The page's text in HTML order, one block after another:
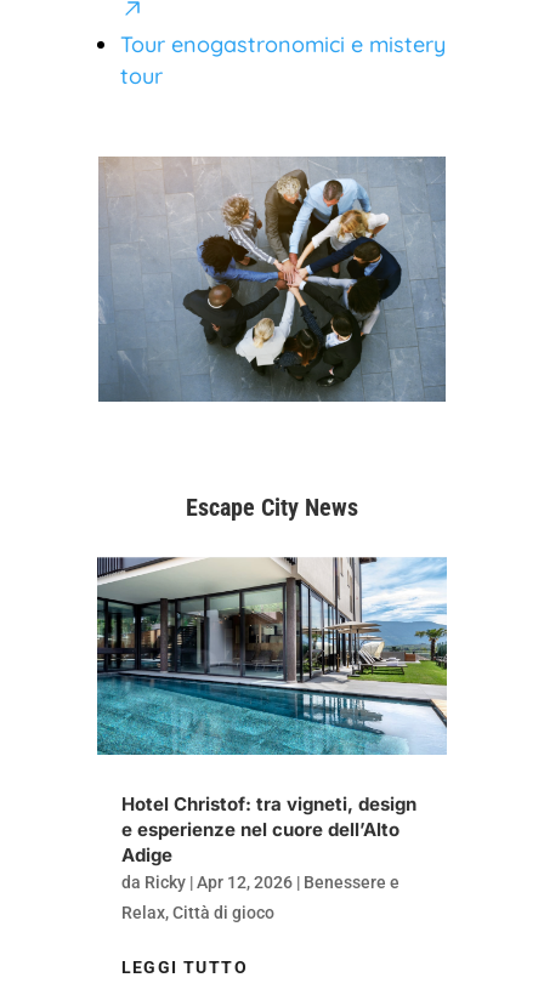
Tour enogastronomici e mistery
tour
Escape City News
Hotel Christof: tra vigneti, design
e esperienze nel cuore dell’Alto
Adige
da Ricky|Apr 12, 2026| Benessere e
Relax,Città di gioco
LEGGI TUTTO